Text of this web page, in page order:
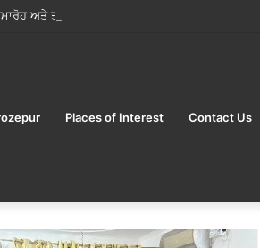
ਅਤੇ ਤੀਆਂ ਦਾ ਤਿਉਹਾਰ ਉਤਸ਼ਾਹ ਨਾਲ ਮਨਾਇਆ
Places of Interest Contact Us